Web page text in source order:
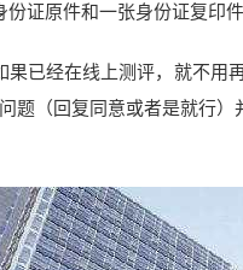
证原件和一张身份证复印
果已经在线上测评，就不
题（回复同意或者是就行）